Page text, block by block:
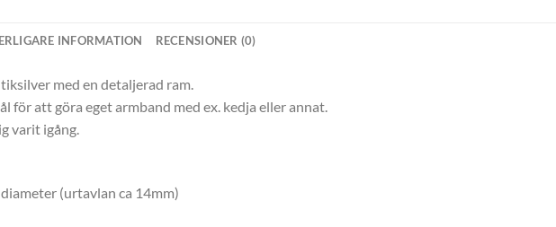
INFORMATION RECENSIONER (0)
med en detaljerad ram.
för att göra eget armband med ex. kedja eller annat.
varit igång.
(urtavlan ca 14mm)